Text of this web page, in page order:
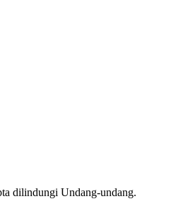
dilindungi Undang-undang.